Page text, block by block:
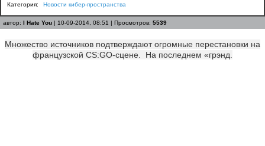
Категория: Новости кибер-пространства
автор: I Hate You | 10-09-2014, 08:51 | Просмотров: 5539
Множество источников подтверждают огромные перестановки на
французской CS:GO-сцене. На последнем «грэнд.